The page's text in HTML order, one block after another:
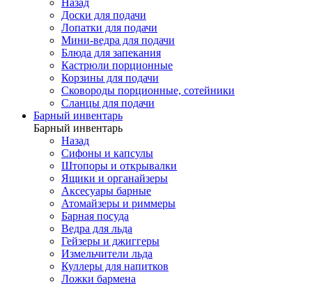
Назад
Доски для подачи
Лопатки для подачи
Мини-ведра для подачи
Блюда для запекания
Кастрюли порционные
Корзины для подачи
Сковороды порционные, сотейники
Сланцы для подачи
Барный инвентарь
Барный инвентарь
Назад
Сифоны и капсулы
Штопоры и открывалки
Ящики и органайзеры
Аксесуары барные
Атомайзеры и риммеры
Барная посуда
Ведра для льда
Гейзеры и джиггеры
Измельчители льда
Куллеры для напитков
Ложки бармена